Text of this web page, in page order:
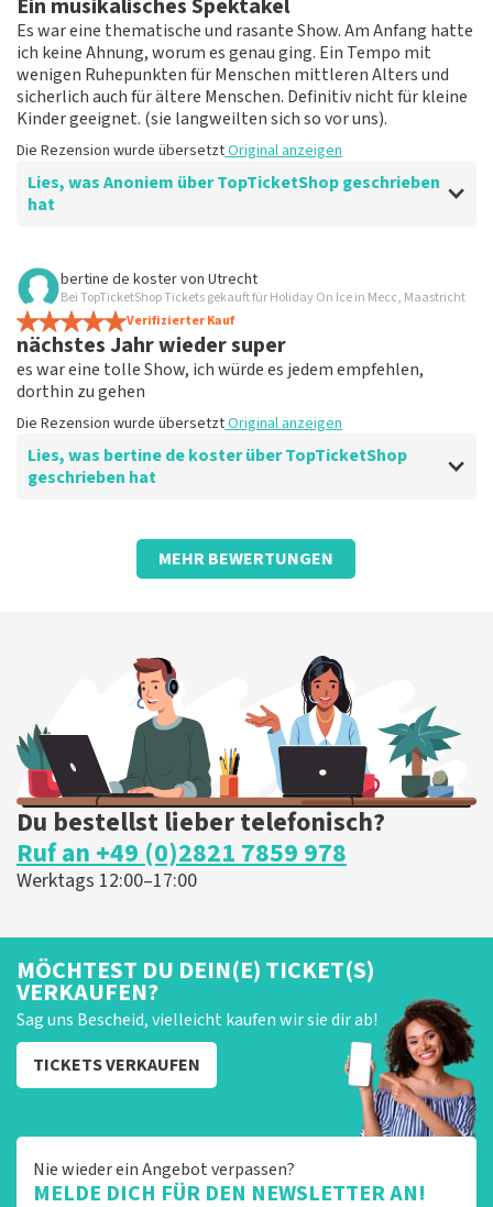
Die Rezension wurde übersetztOriginal anzeigen
Ein musikalisches Spektakel
Es war eine thematische und rasante Show. Am Anfang hatte
ich keine Ahnung, worum es genau ging. Ein Tempo mit
wenigen Ruhepunkten für Menschen mittleren Alters und
sicherlich auch für ältere Menschen. Definitiv nicht für kleine
Kinder geeignet. (sie langweilten sich so vor uns).
Die Rezension wurde übersetztOriginal anzeigen
Lies, was Anoniem über TopTicketShop geschrieben
hat
Bewertung von Anoniem über
Musikalisches Spektakel
????
Die Rezension wurde übersetztOriginal anzeigen
bertine de kostervon Utrecht
Bei TopTicketShop Tickets gekauft für Holiday On Ice in Mecc, Maastricht
Verifizierter Kauf
nächstes Jahr wieder super
es war eine tolle Show, ich würde es jedem empfehlen,
dorthin zu gehen
Die Rezension wurde übersetztOriginal anzeigen
Lies, was bertine de koster über TopTicketShop
geschrieben hat
Bewertung von bertine de koster überTopTicketShop
MEHR BEWERTUNGEN
Du bestellst lieber telefonisch?
Ruf an +49 (0)2821 7859 978
Werktags 12:00–17:00
MÖCHTEST DU DEIN(E) TICKET(S)
VERKAUFEN?
Sag uns Bescheid, vielleicht kaufen wir sie dir ab!
TICKETS VERKAUFEN
Nie wieder ein Angebot verpassen?
MELDE DICH FÜR DEN NEWSLETTER AN!